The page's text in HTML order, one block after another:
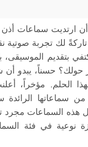
ارتديت سماعات أذن
تاركةً لك تجربة صوتية
بتقديم
حولك؟ حسناً، يبدو
الحلم. مؤخراً،
هل هذه السماعات مجرد
نوعية في فئة